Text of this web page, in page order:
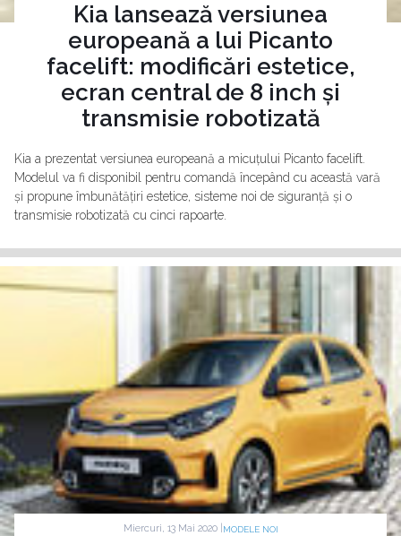
Kia lansează versiunea
europeană a lui Picanto
facelift: modificări estetice,
ecran central de 8 inch și
transmisie robotizată
Kia a prezentat versiunea europeană a micuțului Picanto facelift.
Modelul va fi disponibil pentru comandă începând cu această vară
și propune îmbunătățiri estetice, sisteme noi de siguranță și o
transmisie robotizată cu cinci rapoarte.
Miercuri, 13 Mai 2020 | MODELE NOI